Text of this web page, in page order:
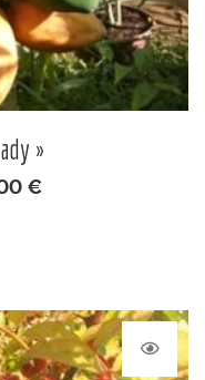
»
€